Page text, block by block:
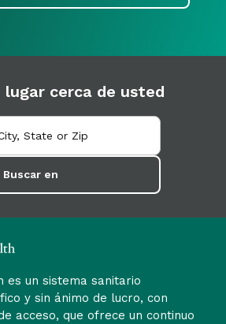
lugar cerca de usted
Buscar en
es un sistema sanitario
y sin ánimo de lucro, con
acceso, que ofrece un continuo